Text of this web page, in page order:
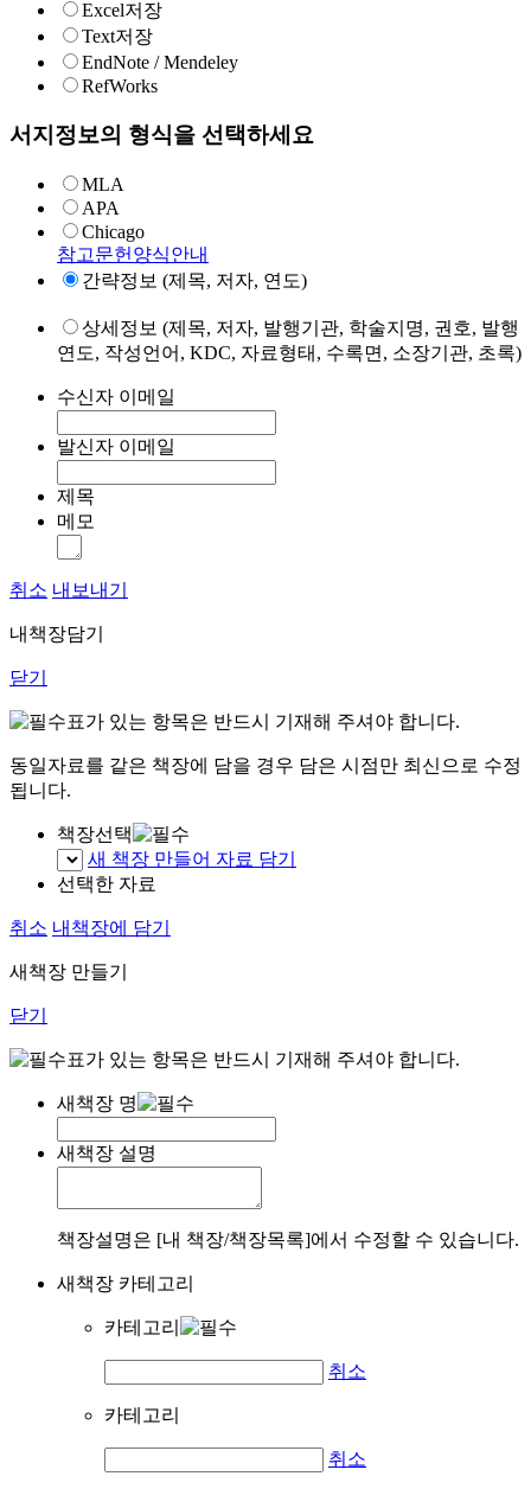
Excel저장
Text저장
EndNote / Mendeley
RefWorks
서지정보의 형식을 선택하세요
MLA
APA
Chicago
참고문헌양식안내
간략정보 (제목, 저자, 연도)
상세정보 (제목, 저자, 발행기관, 학술지명, 권호, 발행
연도, 작성언어, KDC, 자료형태, 수록면, 소장기관, 초록)
수신자 이메일
발신자 이메일
제목
메모
취소 내보내기
내책장담기
닫기
표가 있는 항목은 반드시 기재해 주셔야 합니다.
동일자료를 같은 책장에 담을 경우 담은 시점만 최신으로 수정
됩니다.
책장선택
새 책장 만들어 자료 담기
선택한 자료
취소 내책장에 담기
새책장 만들기
닫기
표가 있는 항목은 반드시 기재해 주셔야 합니다.
새책장 명
새책장 설명
책장설명은 [내 책장/책장목록]에서 수정할 수 있습니다.
새책장 카테고리
카테고리
취소
카테고리
취소